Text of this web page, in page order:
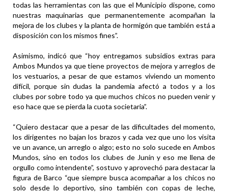
todas las herramientas con las que el Municipio dispone, como
nuestras maquinarias que permanentemente acompañan la
mejora de los clubes y la planta de hormigón que también está a
disposición con los mismos fines”.
Asimismo, indicó que “hoy entregamos subsidios extras para
Ambos Mundos ya que tiene proyectos de mejora y arreglos de
los vestuarios, a pesar de que estamos viviendo un momento
difícil, porque sin dudas la pandemia afectó a todos y a los
clubes por sobre todo ya que muchos chicos no pueden venir y
eso hace que se pierda la cuota societaria”.
“Quiero destacar que a pesar de las dificultades del momento,
los dirigentes no bajan los brazos y cada vez que uno los visita
ve un avance, un arreglo o algo; esto no solo sucede en Ambos
Mundos, sino en todos los clubes de Junín y eso me llena de
orgullo como intendente”, sostuvo y aprovechó para destacar la
figura de Barco “que siempre busca acompañar a los chicos no
solo desde lo deportivo, sino también con copas de leche,